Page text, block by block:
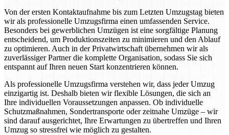
Von der ersten Kontaktaufnahme bis zum Letzten Umzugstag bieten
wir als professionelle Umzugsfirma einen umfassenden Service.
Besonders bei gewerblichen Umzügen ist eine sorgfältige Planung
entscheidend, um Produktionszeiten zu minimieren und den Ablauf
zu optimieren. Auch in der Privatwirtschaft übernehmen wir als
zuverlässiger Partner die komplette Organisation, sodass Sie sich
entspannt auf Ihren neuen Start konzentrieren können.
Als professionelle Umzugsfirma verstehen wir, dass jeder Umzug
einzigartig ist. Deshalb bieten wir flexible Lösungen, die sich an
Ihre individuellen Voraussetzungen anpassen. Ob individuelle
Schutzmaßnahmen, Sondertransporte oder zeitnahe Umzüge – wir
sind darauf ausgerichtet, Ihre Erwartungen zu übertreffen und Ihren
Umzug so stressfrei wie möglich zu gestalten.